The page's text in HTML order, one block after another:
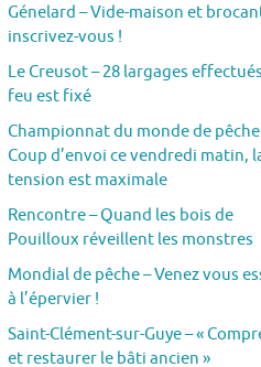
Génelard – Vide-maison et
inscrivez-vous !
Le Creusot – 28 largages
feu est fixé
Championnat du monde de pêche
Coup d’envoi ce vendredi matin,
tension est maximale
Rencontre – Quand les bois de
Pouilloux réveillent les monstres
Mondial de pêche – Venez vous
à l’épervier !
Saint-Clément-sur-Guye – «
et restaurer le bâti ancien »